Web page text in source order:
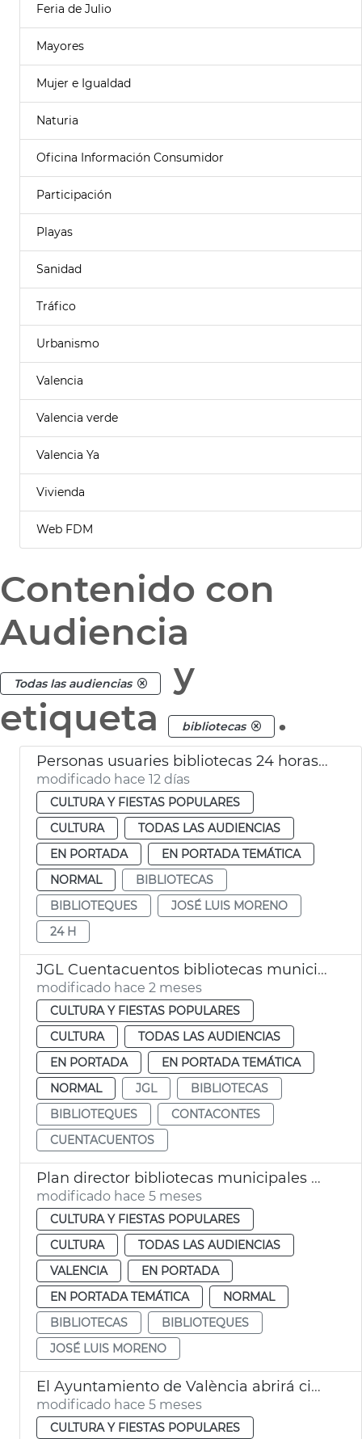
Feria de Julio
Mayores
Mujer e Igualdad
Naturia
Oficina Información Consumidor
Participación
Playas
Sanidad
Tráfico
Urbanismo
Valencia
Valencia verde
Valencia Ya
Vivienda
Web FDM
Contenido con
Audiencia
Todas las audiencias
y
etiqueta
bibliotecas .
Personas usuaries bibliotecas 24 horas València
modificado hace 12 días
CULTURA Y FIESTAS POPULARES
CULTURA
TODAS LAS AUDIENCIAS
EN PORTADA
EN PORTADA TEMÁTICA
NORMAL
BIBLIOTECAS
BIBLIOTEQUES
JOSÉ LUIS MORENO
24 H
JGL Cuentacuentos bibliotecas municipales València
modificado hace 2 meses
CULTURA Y FIESTAS POPULARES
CULTURA
TODAS LAS AUDIENCIAS
EN PORTADA
EN PORTADA TEMÁTICA
NORMAL
JGL
BIBLIOTECAS
BIBLIOTEQUES
CONTACONTES
CUENTACUENTOS
Plan director bibliotecas municipales València
modificado hace 5 meses
CULTURA Y FIESTAS POPULARES
CULTURA
TODAS LAS AUDIENCIAS
VALENCIA
EN PORTADA
EN PORTADA TEMÁTICA
NORMAL
BIBLIOTECAS
BIBLIOTEQUES
JOSÉ LUIS MORENO
El Ayuntamiento de València abrirá cinco bibliotecas 24 horas durante las épocas de exámenes
modificado hace 5 meses
CULTURA Y FIESTAS POPULARES